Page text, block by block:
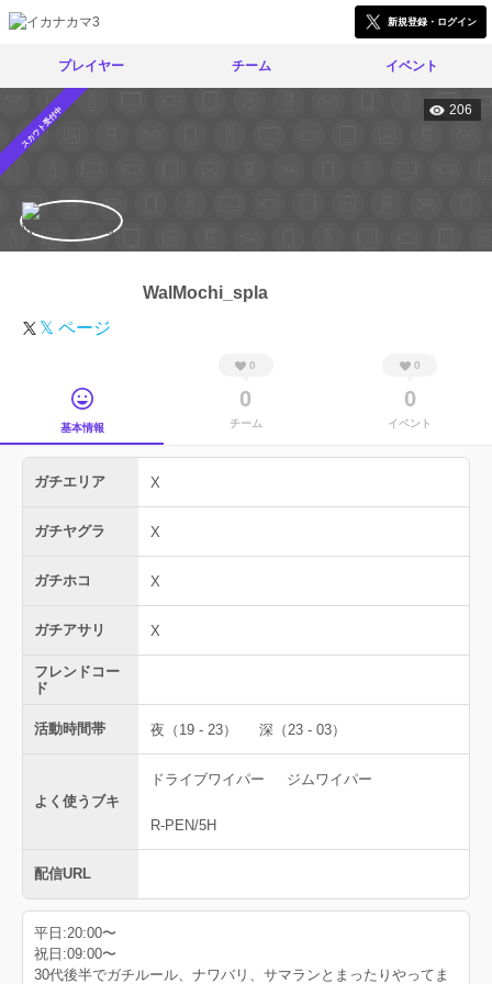
新規登録・ログイン
プレイヤー チーム イベント
スカウト受付中 206
WalMochi_spla
𝕏 ページ
基本情報
0
0
チーム
0
0
イベント
ガチエリア X
ガチヤグラ X
ガチホコ X
ガチアサリ X
フレンドコー
ド
活動時間帯 夜（19 - 23） 深（23 - 03）
よく使うブキ
ドライブワイパー ジムワイパー
R-PEN/5H
配信URL
平日:20:00〜
祝日:09:00〜
30代後半でガチルール、ナワバリ、サマランとまったりやってま